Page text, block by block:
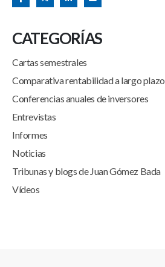
CATEGORÍAS
Cartas semestrales
Comparativa rentabilidad a largo plazo
Conferencias anuales de inversores
Entrevistas
Informes
Noticias
Tribunas y blogs de Juan Gómez Bada
Vídeos